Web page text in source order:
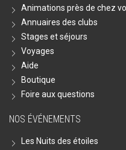
Animations près de chez
Annuaires des clubs
Stages et séjours
Voyages
Aide
Boutique
Foire aux questions
NOS ÉVÉNEMENTS
Les Nuits des étoiles